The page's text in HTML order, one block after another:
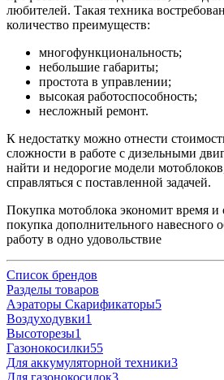
любителей. Такая техника
количество преимуществ:
многофункциональность;
небольшие габариты;
простота в управлении;
высокая работоспособность;
несложный ремонт.
К недостатку можно отнести
сложности в работе с дизельными
найти и недорогие модели
справляться с поставленной задачей.
Покупка мотоблока экономит время и
покупка дополнительного навесного
работу в одно удовольствие
Список брендов
Разделы товаров
Аэраторы Скарификаторы5
Воздуходувки1
Высоторезы1
Газонокосилки55
Для аккумуляторной техники3